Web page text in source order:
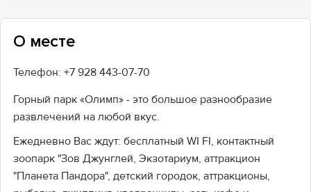
О месте
Телефон: +7 928 443-07-70
Горный парк «Олимп» - это большое разнообразие
развлечений на любой вкус.
Ежедневно Вас ждут: бесплатный WI FI, контактный
зоопарк "Зов Джунглей, Экзотариум, аттракцион
"Планета Пандора", детский городок, аттракционы,